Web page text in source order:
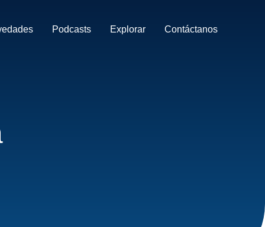
Podcasts Explorar Contáctanos